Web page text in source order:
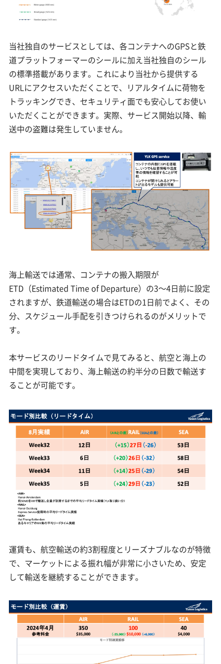
当社独自のサービスとしては、各コンテナへのGPSと鉄
道プラットフォーマーのシールに加え当社独自のシール
の標準搭載があります。これにより当社から提供する
URLにアクセスいただくことで、リアルタイムに荷物を
トラッキングでき、セキュリティ面でも安心してお使い
いただくことができます。実際、サービス開始以降、輸
送中の盗難は発生していません。
海上輸送では通常、コンテナの搬入期限が
ETD（Estimated Time of Departure）の3～4日前に設定
されますが、鉄道輸送の場合はETDの1日前でよく、その
分、スケジュール手配を引きつけられるのがメリットで
す。
本サービスのリードタイムで見てみると、航空と海上の
中間を実現しており、海上輸送の約半分の日数で輸送す
ることが可能です。
運賃も、航空輸送の約3割程度とリーズナブルなのが特徴
で、マーケットによる振れ幅が非常に小さいため、安定
して輸送を継続することができます。